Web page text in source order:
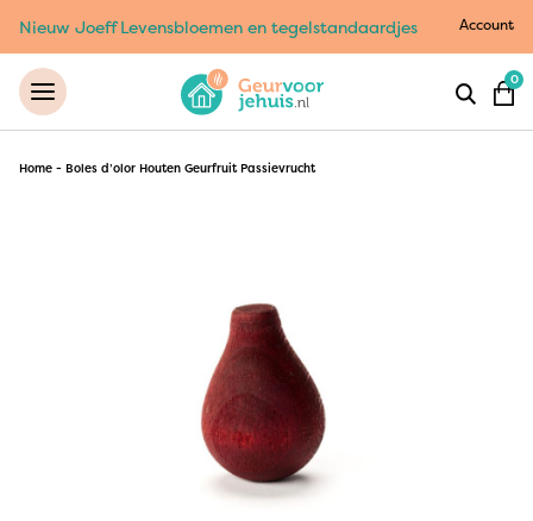
Nieuw Joeff Levensbloemen en tegelstandaardjes Account
0
Home - Boles d’olor Houten Geurfruit Passievrucht